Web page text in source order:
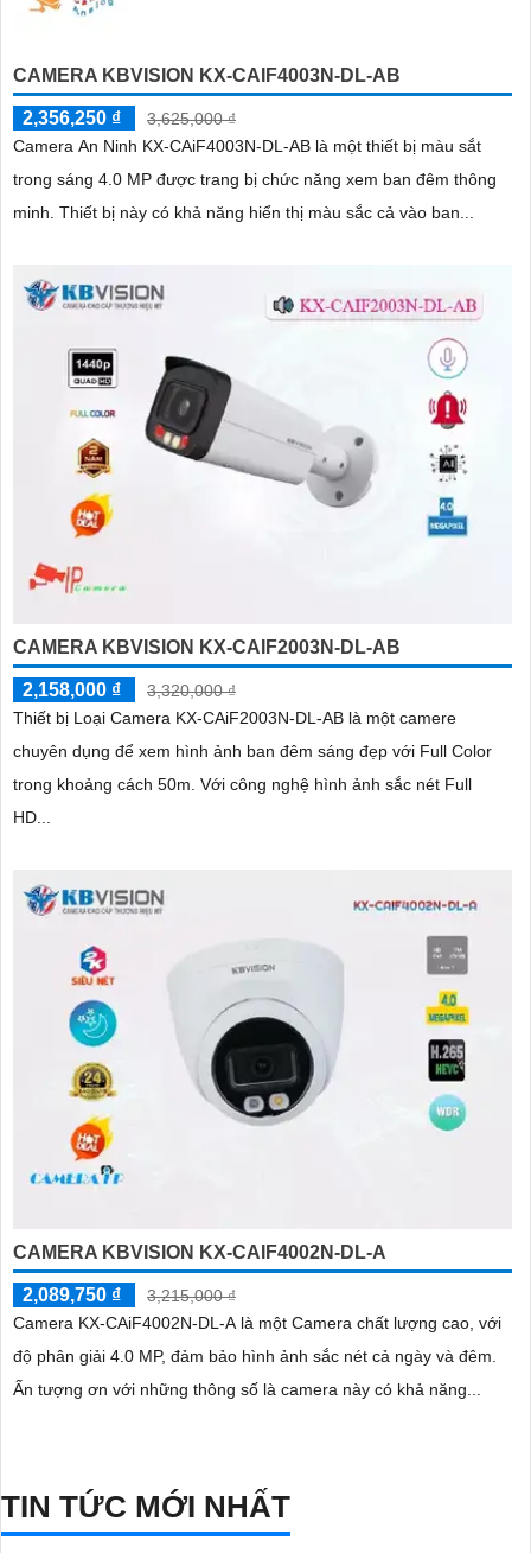
CAMERA KBVISION KX-CAIF4003N-DL-AB
2,356,250 ₫
3,625,000 ₫
Camera An Ninh KX-CAiF4003N-DL-AB là một thiết bị màu sắt
trong sáng 4.0 MP được trang bị chức năng xem ban đêm thông
minh. Thiết bị này có khả năng hiển thị màu sắc cả vào ban...
CAMERA KBVISION KX-CAIF2003N-DL-AB
2,158,000 ₫
3,320,000 ₫
Thiết bị Loại Camera KX-CAiF2003N-DL-AB là một camere
chuyên dụng để xem hình ảnh ban đêm sáng đẹp với Full Color
trong khoảng cách 50m. Với công nghệ hình ảnh sắc nét Full
HD...
CAMERA KBVISION KX-CAIF4002N-DL-A
2,089,750 ₫
3,215,000 ₫
Camera KX-CAiF4002N-DL-A là một Camera chất lượng cao, với
độ phân giải 4.0 MP, đảm bảo hình ảnh sắc nét cả ngày và đêm.
Ấn tượng ơn với những thông số là camera này có khả năng...
TIN TỨC MỚI NHẤT